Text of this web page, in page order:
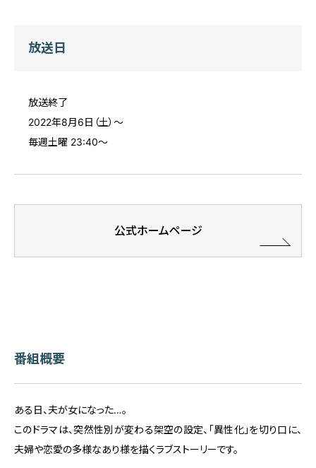
放送日
放送終了
2022年8月6日（土）〜
毎週土曜 23:40～
公式ホームページ
番組概要
ある日、夫が女になった…。
このドラマは、突然性別が変わる架空の設定、「異性化」を切り口に、
夫婦や恋愛の多様なあり様を描くラブストーリーです。